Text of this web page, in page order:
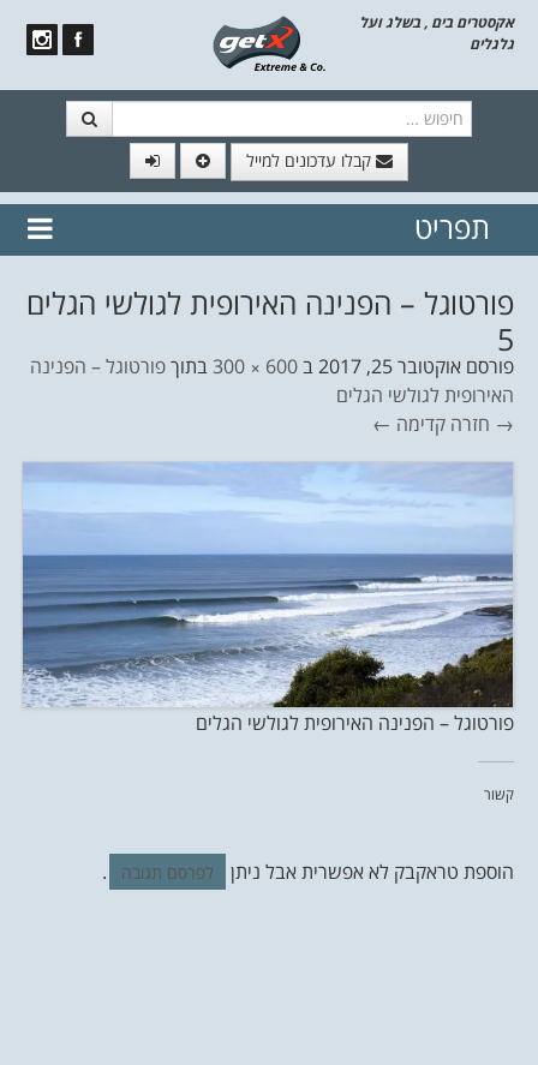
אקסטרים בים , בשלג ועל
גלגלים
קבלו עדכונים למייל
// הצטרף לרשימת תפוצה!
נשמח
תפריט
פורטוגל – הפנינה האירופית לגולשי הגלים
5
פורסם אוקטובר 25, 2017 ב600 × 300 בתוךפורטוגל – הפנינה
האירופית לגולשי הגלים
→ חזרה קדימה ←
פורטוגל – הפנינה האירופית לגולשי הגלים
קשור
הוספת טראקבק לא אפשרית אבל ניתן לפרסם תגובה .